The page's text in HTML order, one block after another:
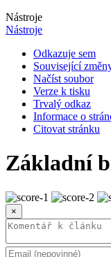
Nástroje
Nástroje
Odkazuje sem
Související
Načíst soubor
Verze k tisku
Trvalý odkaz
Informace o
Citovat stránku
Základní
×